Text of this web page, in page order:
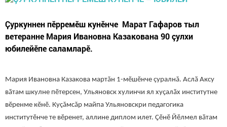
Ҫуркуннен пӗрремӗш кунӗнче Марат Гафаров тыл
ветеранне Мария Ивановна Казакована 90 çулхи
юбилейӗпе саламларӗ.
Мария Ивановна Казакова мартăн 1-мӗшӗнче çуралнă. Аслӑ Аксу
вӑтам шкулне пӗтерсен, Ульяновск хулинчи ял хуҫалӑх институтне
вӗренме кӗнӗ. Куçăмсăр майпа Ульяновскри педагогика
институтӗнче те вӗренет, аллине диплом илет. Çӗнӗ Йӗлмел вӑтам